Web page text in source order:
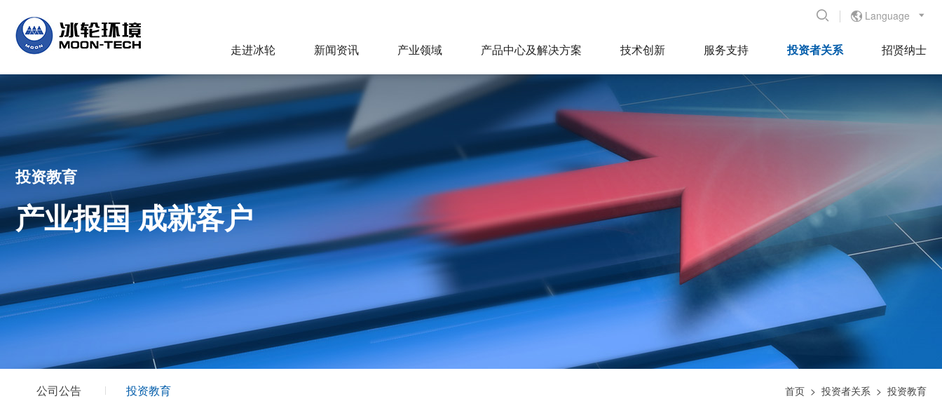
Language 

走进冰轮 新闻资讯 产业领域 产品中心及解决方案 技术创新 服务支持 投资者关系 招贤纳士
投资教育
产业报国 成就客户
公司公告 投资教育 首页 > 投资者关系 > 投资教育